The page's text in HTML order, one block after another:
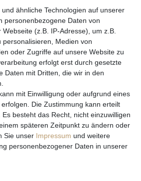
versenden mit
ähnliche Technologien auf unserer
personenbezogene Daten von
(z.B. IP-Adresse), um z.B.
personalisieren, Medien von
oder Zugriffe auf unsere Website zu
erfolgt erst durch gesetzte
Daten mit Dritten, die wir in den
mit Einwilligung oder aufgrund eines
Die Zustimmung kann erteilt
besteht das Recht, nicht einzuwilligen
späteren Zeitpunkt zu ändern oder
Sie unser Impressum und weitere
personenbezogener Daten in unserer